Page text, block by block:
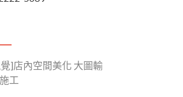
]店內空間美化 大圖輸
工